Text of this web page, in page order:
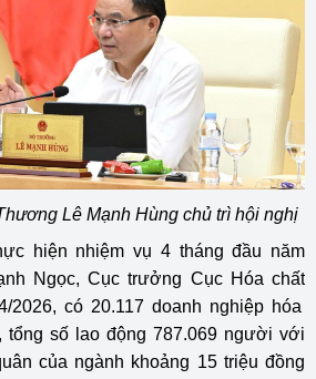
Lê Mạnh Hùng chủ trì hội nghị
hiện nhiệm vụ 4 tháng đầu năm
Ngọc, Cục trưởng Cục Hóa chất
2026, có 20.117 doanh nghiệp hóa
tổng số lao động 787.069 người với
của ngành khoảng 15 triệu đồng